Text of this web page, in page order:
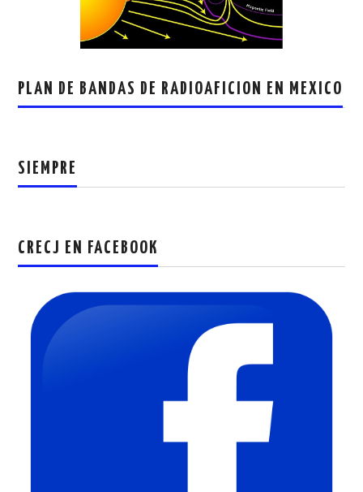
PLAN DE BANDAS DE RADIOAFICION EN MEXICO
SIEMPRE
CRECJ EN FACEBOOK